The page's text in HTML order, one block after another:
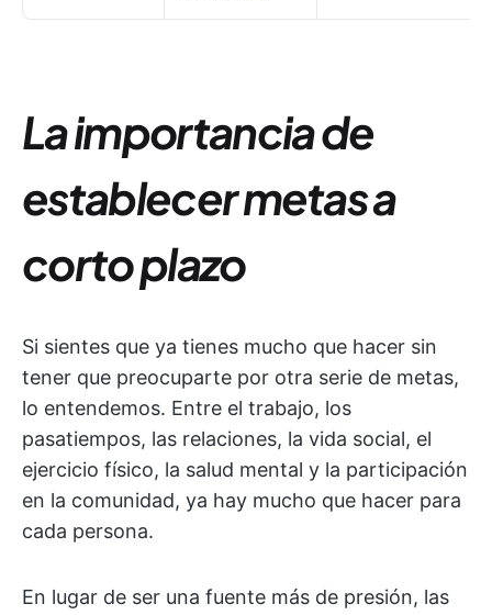
La importancia de
establecer metas a
corto plazo
Si sientes que ya tienes mucho que hacer sin
tener que preocuparte por otra serie de metas,
lo entendemos. Entre el trabajo, los
pasatiempos, las relaciones, la vida social, el
ejercicio físico, la salud mental y la participación
en la comunidad, ya hay mucho que hacer para
cada persona.
En lugar de ser una fuente más de presión, las